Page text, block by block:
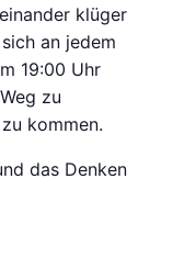
klüger
an jedem
19:00 Uhr
zu
kommen.
das Denken